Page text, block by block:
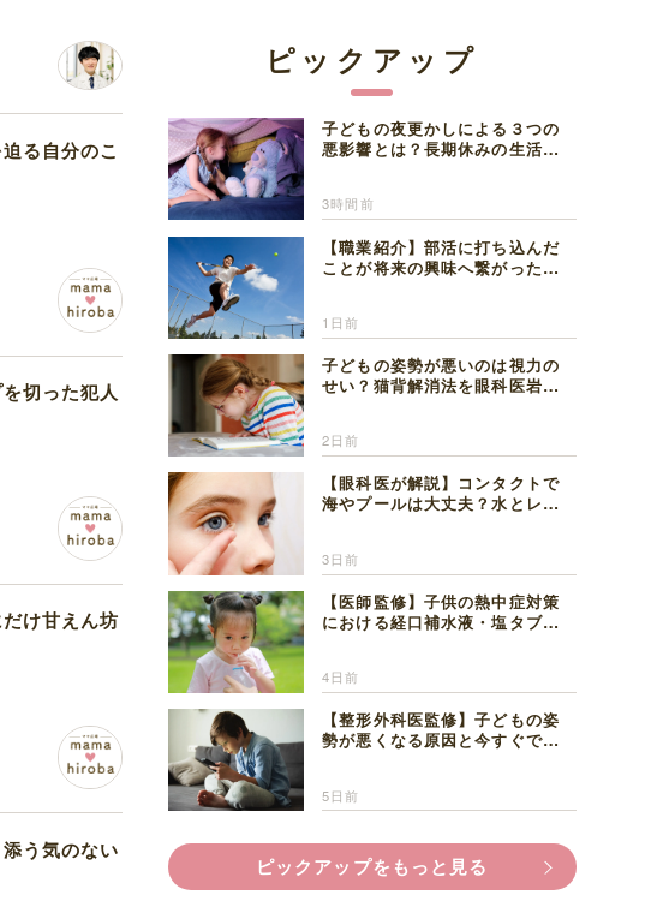
る自分のこ
切った犯人
け甘えん坊
う気のない
ピックアップ
子どもの夜更かしによる３つの
悪影響とは？長期休みの生活リ
3時間前
【職業紹介】部活に打ち込んだ
ことが将来の興味へ繋がった。
1日前
子どもの姿勢が悪いのは視力の
せい？猫背解消法を眼科医岩見
2日前
【眼科医が解説】コンタクトで
海やプールは大丈夫？水とレン
3日前
【医師監修】子供の熱中症対策
における経口補水液・塩タブレ
4日前
【整形外科医監修】子どもの姿
勢が悪くなる原因と今すぐでき
5日前
ピックアップをもっと見る